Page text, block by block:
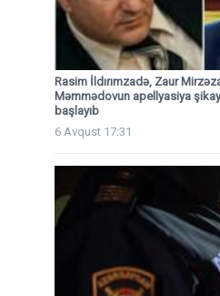
Rasim İldırımzadə, Zaur
Məmmədovun apellyasiya
başlayıb
6 Avqust 17:31